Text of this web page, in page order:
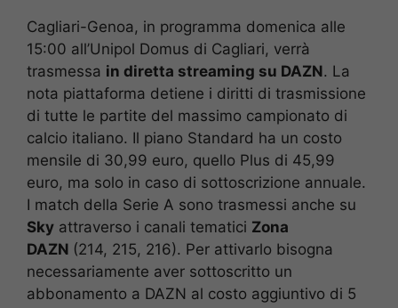
Cagliari-Genoa, in programma domenica alle
15:00 all’Unipol Domus di Cagliari, verrà
trasmessa in diretta streaming su DAZN. La
nota piattaforma detiene i diritti di trasmissione
di tutte le partite del massimo campionato di
calcio italiano. Il piano Standard ha un costo
mensile di 30,99 euro, quello Plus di 45,99
euro, ma solo in caso di sottoscrizione annuale.
I match della Serie A sono trasmessi anche su
Sky attraverso i canali tematici Zona
DAZN (214, 215, 216). Per attivarlo bisogna
necessariamente aver sottoscritto un
abbonamento a DAZN al costo aggiuntivo di 5